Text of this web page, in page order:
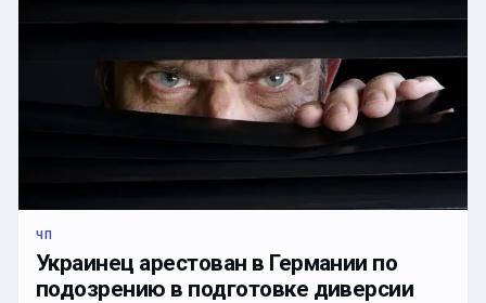
ЧП
Украинец арестован в Германии по
подозрению в подготовке диверсии